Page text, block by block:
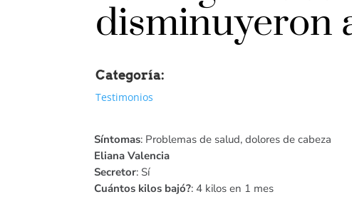
disminuyeron
Categoría:
Testimonios
Síntomas: Problemas de salud, dolores de cabeza
Eliana Valencia
Secretor: Sí
Cuántos kilos bajó?: 4 kilos en 1 mes